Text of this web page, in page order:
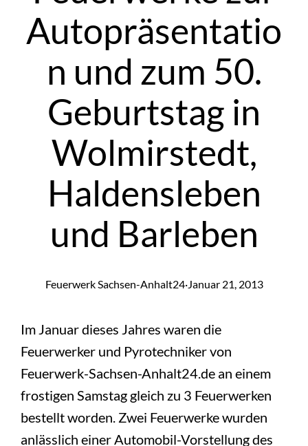
Autopräsentatio
n und zum 50.
Geburtstag in
Wolmirstedt,
Haldensleben
und Barleben
Feuerwerk Sachsen-Anhalt24·Januar 21, 2013
Im Januar dieses Jahres waren die
Feuerwerker und Pyrotechniker von
Feuerwerk-Sachsen-Anhalt24.de an einem
frostigen Samstag gleich zu 3 Feuerwerken
bestellt worden. Zwei Feuerwerke wurden
anlässlich einer Automobil-Vorstellung des